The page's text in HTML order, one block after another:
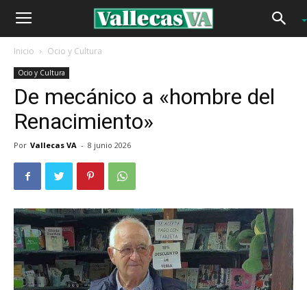
Inicio Ocio y Cultura
Ocio y Cultura
De mecánico a «hombre del
Renacimiento»
Por Vallecas VA - 8 junio 2026